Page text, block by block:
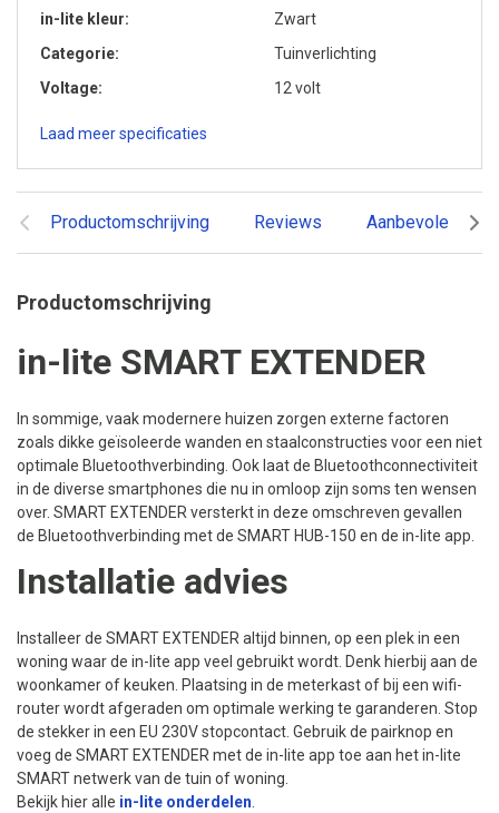
Productomschrijving Reviews Aanbevolen
Productomschrijving
in-lite SMART EXTENDER
In sommige, vaak modernere huizen zorgen externe factoren
zoals dikke geïsoleerde wanden en staalconstructies voor een niet
optimale Bluetoothverbinding. Ook laat de Bluetoothconnectiviteit
in de diverse smartphones die nu in omloop zijn soms ten wensen
over. SMART EXTENDER versterkt in deze omschreven gevallen
de Bluetoothverbinding met de SMART HUB-150 en de in-lite app.
Installatie advies
Installeer de SMART EXTENDER altijd binnen, op een plek in een
woning waar de in-lite app veel gebruikt wordt. Denk hierbij aan de
woonkamer of keuken. Plaatsing in de meterkast of bij een wifi-
router wordt afgeraden om optimale werking te garanderen. Stop
de stekker in een EU 230V stopcontact. Gebruik de pairknop en
voeg de SMART EXTENDER met de in-lite app toe aan het in-lite
SMART netwerk van de tuin of woning.
Bekijk hier alle in-lite onderdelen.
in-lite kleur
Zwart
Categorie
Tuinverlichting
Voltage
12 volt
Laad meer specificaties